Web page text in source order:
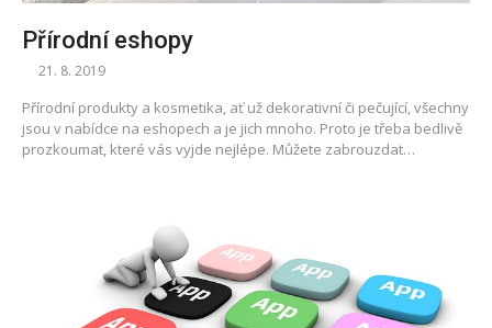
Přírodní eshopy
21. 8. 2019
Přírodní produkty a kosmetika, ať už dekorativní či pečující, všechny
jsou v nabídce na eshopech a je jich mnoho. Proto je třeba bedlivě
prozkoumat, které vás vyjde nejlépe. Můžete zabrouzdat…